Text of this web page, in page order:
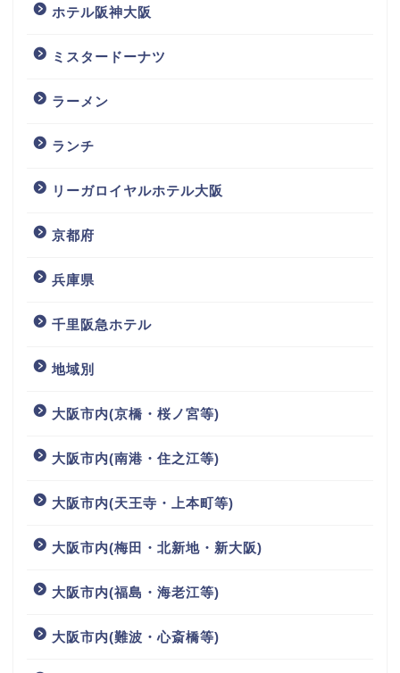
ホテル阪神大阪
ミスタードーナツ
ラーメン
ランチ
リーガロイヤルホテル大阪
京都府
兵庫県
千里阪急ホテル
地域別
大阪市内(京橋・桜ノ宮等)
大阪市内(南港・住之江等)
大阪市内(天王寺・上本町等)
大阪市内(梅田・北新地・新大阪)
大阪市内(福島・海老江等)
大阪市内(難波・心斎橋等)